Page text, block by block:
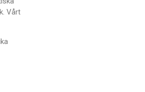
Vårt